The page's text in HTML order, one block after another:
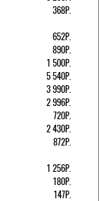
368Р.
652Р.
890Р.
1 500Р.
5 540Р.
3 990Р.
2 996Р.
720Р.
2 430Р.
872Р.
1 256Р.
180Р.
147Р.